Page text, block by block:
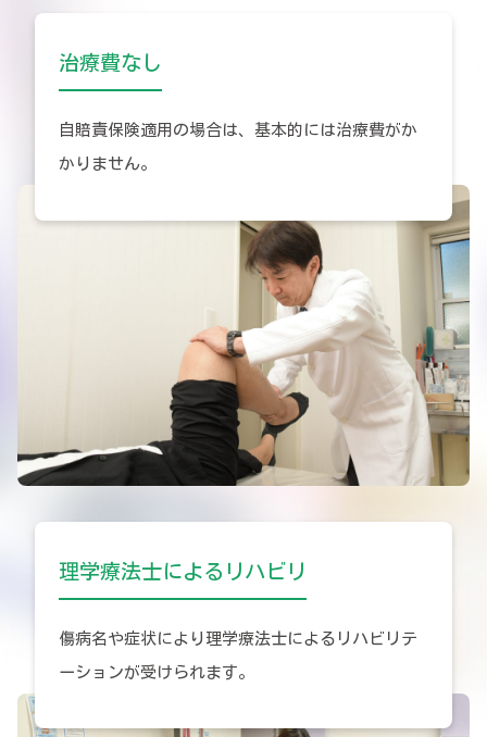
治療費なし
自賠責保険適用の場合は、基本的には治療費がか
かりません。
理学療法士によるリハビリ
傷病名や症状により理学療法士によるリハビリテ
ーションが受けられます。